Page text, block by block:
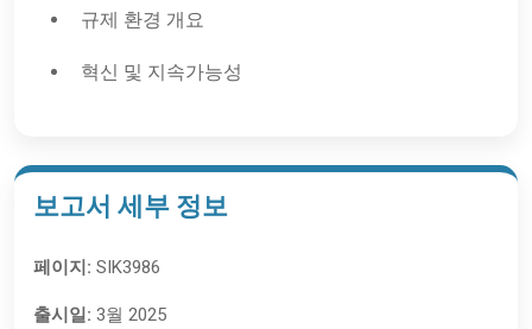
규제 환경 개요
혁신 및 지속가능성
보고서 세부 정보
페이지: SIK3986
출시일: 3월 2025